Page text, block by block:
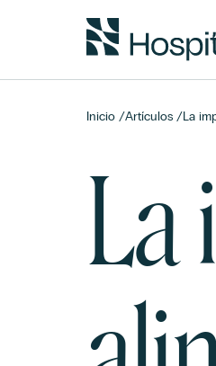
Inicio /Artículos /La
La